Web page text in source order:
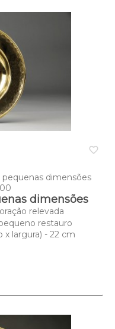
favorite_border
dimensões
dimensões
relevada
restauro
largura) - 22 cm